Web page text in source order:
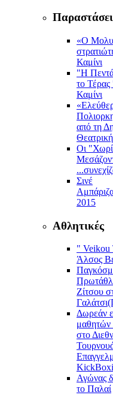
«Ο
Καμίνι
"Η
το
Καμίνι
από τη
Οι
Σινέ
2015
Αθλητικές
" Veikou
Άλσος
Ζίτσου
Δωρεάν
μαθητών
στο
Αγώνας
το Παλαί